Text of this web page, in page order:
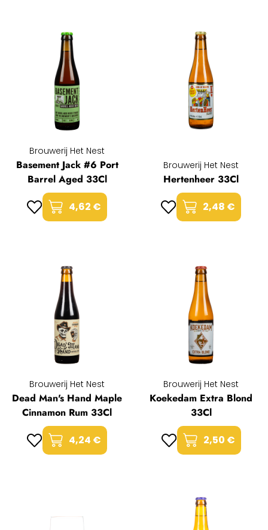
Brouwerij Het Nest
Basement Jack #6 Port
Barrel Aged 33Cl
4,62 €
Brouwerij Het Nest
Hertenheer 33Cl
2,48 €
Brouwerij Het Nest
Dead Man's Hand Maple
Cinnamon Rum 33Cl
4,24 €
Brouwerij Het Nest
Koekedam Extra Blond
33Cl
2,50 €